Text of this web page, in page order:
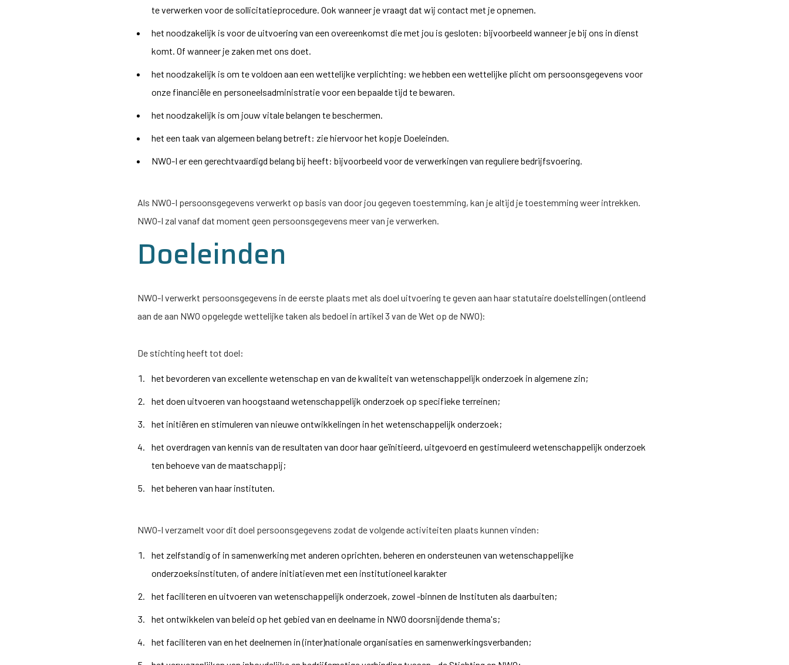
te verwerken voor de sollicitatieprocedure. Ook wanneer je vraagt dat wij contact met je opnemen.
het noodzakelijk is voor de uitvoering van een overeenkomst die met jou is gesloten: bijvoorbeeld wanneer je bij ons in dienst
komt. Of wanneer je zaken met ons doet.
het noodzakelijk is om te voldoen aan een wettelijke verplichting: we hebben een wettelijke plicht om persoonsgegevens voor
onze financiële en personeelsadministratie voor een bepaalde tijd te bewaren.
het noodzakelijk is om jouw vitale belangen te beschermen.
het een taak van algemeen belang betreft: zie hiervoor het kopje Doeleinden.
NWO-I er een gerechtvaardigd belang bij heeft: bijvoorbeeld voor de verwerkingen van reguliere bedrijfsvoering.
Als NWO-I persoonsgegevens verwerkt op basis van door jou gegeven toestemming, kan je altijd je toestemming weer intrekken.
NWO-I zal vanaf dat moment geen persoonsgegevens meer van je verwerken.
Doeleinden
NWO-I verwerkt persoonsgegevens in de eerste plaats met als doel uitvoering te geven aan haar statutaire doelstellingen (ontleend
aan de aan NWO opgelegde wettelijke taken als bedoel in artikel 3 van de Wet op de NWO):
De stichting heeft tot doel:
het bevorderen van excellente wetenschap en van de kwaliteit van wetenschappelijk onderzoek in algemene zin;
het doen uitvoeren van hoogstaand wetenschappelijk onderzoek op specifieke terreinen;
het initiëren en stimuleren van nieuwe ontwikkelingen in het wetenschappelijk onderzoek;
het overdragen van kennis van de resultaten van door haar geïnitieerd, uitgevoerd en gestimuleerd wetenschappelijk onderzoek
ten behoeve van de maatschappij;
het beheren van haar instituten.
NWO-I verzamelt voor dit doel persoonsgegevens zodat de volgende activiteiten plaats kunnen vinden:
het zelfstandig of in samenwerking met anderen oprichten, beheren en ondersteunen van wetenschappelijke
onderzoeksinstituten, of andere initiatieven met een institutioneel karakter
het faciliteren en uitvoeren van wetenschappelijk onderzoek, zowel -binnen de Instituten als daarbuiten;
het ontwikkelen van beleid op het gebied van en deelname in NWO doorsnijdende thema's;
het faciliteren van en het deelnemen in (inter)nationale organisaties en samenwerkingsverbanden;